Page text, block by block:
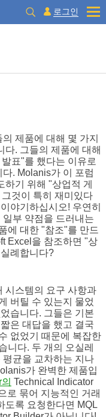
로그인
제품에 대해 몇 가지
다. 그들의 제품에 대해
표"를 했다는 이유로
. Molanis가 이 포럼
하기 위해 "상업적 게
것이 특히 재미있다
야기하십시오! 우연히
부 약점을 드러내는
에 대한 "참조"를 만드
Excel을 참조하면 "상
례합니다?
시스템의 요구 사항과
버틸 수 있는지 물었
습니다. 그들은 기본
은 대답을 했고 결국
없었기 때문에 복잡한
니다. 두 개의 오실레
균을 교차하는 지나
가 완벽한 제품입
Technical Indicator
로 묶어 지능적인 거래
도록 요청한다면 MQL